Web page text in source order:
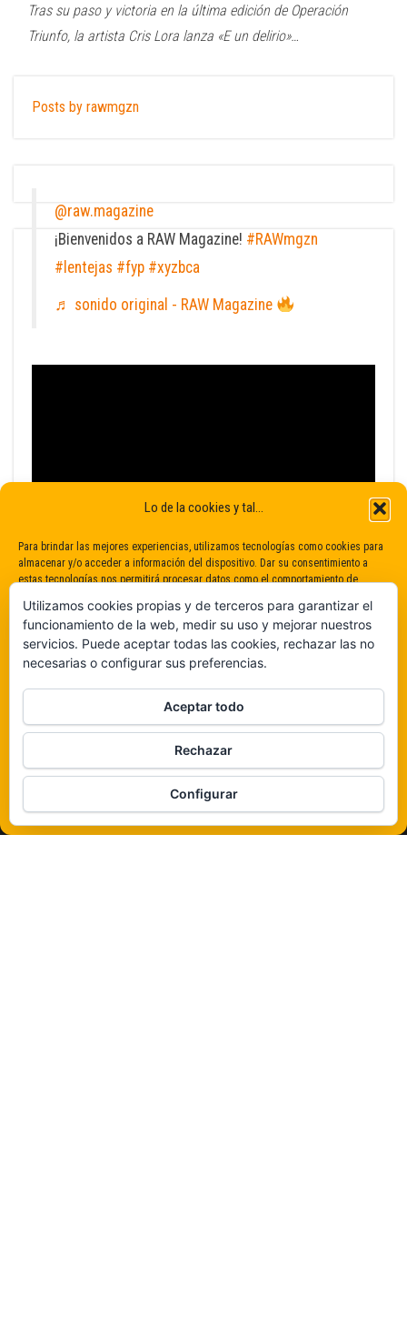
Lo de la cookies y tal...
Para brindar las mejores experiencias, utilizamos tecnologías como cookies para
almacenar y/o acceder a información del dispositivo. Dar su consentimiento a
estas tecnologías nos permitirá procesar datos como el comportamiento de
consentimiento puede afectar negativamente a determinadas características y
funciones.
De ninguna manera
Veámos que hay aquí
Política de cookies
Tras su paso y victoria en la última edición de Operación
Triunfo, la artista Cris Lora lanza «E un delirio»…
Posts by rawmgzn
@raw.magazine
¡Bienvenidos a RAW Magazine! #RAWmgzn
#lentejas #fyp #xyzbca
♬ sonido original - RAW Magazine
Funciona gracias aWordPress |Tema:Envo Magazine
Utilizamos cookies propias y de terceros para garantizar el
funcionamiento de la web, medir su uso y mejorar nuestros
servicios. Puede aceptar todas las cookies, rechazar las no
necesarias o configurar sus preferencias.
Aceptar todo
Rechazar
Configurar